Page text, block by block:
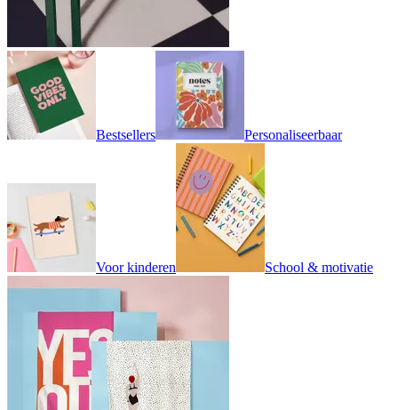
Bestsellers Personaliseerbaar
Voor kinderen School & motivatie